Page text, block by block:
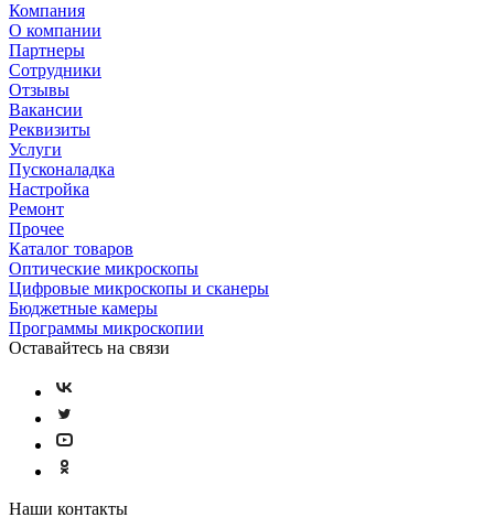
Компания
О компании
Партнеры
Сотрудники
Отзывы
Вакансии
Реквизиты
Услуги
Пусконаладка
Настройка
Ремонт
Прочее
Каталог товаров
Оптические микроскопы
Цифровые микроскопы и сканеры
Бюджетные камеры
Программы микроскопии
Оставайтесь на связи
Наши контакты